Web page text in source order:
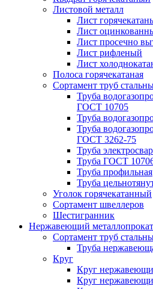
Листовой металл
Лист
Лист
Лист просечно
Лист рифленый
Лист
Полоса горячекатаная
Сортамент труб
Труба
ГОСТ 10705
Труба
Труба
ГОСТ 3262-75
Труба
Труба ГОСТ
Труба профильная
Труба
Уголок горячекатанный
Сортамент швеллеров
Шестигранник
Нержавеющий металлопрокат
Сортамент труб
Труба
Круг
Круг
Круг